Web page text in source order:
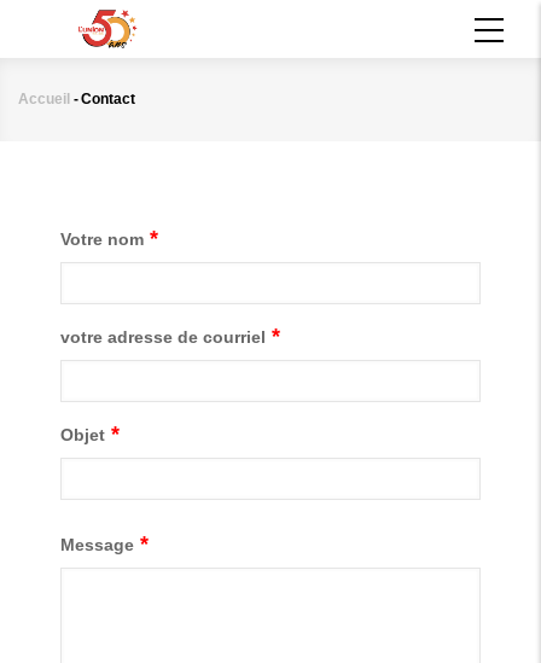
principal
Fil
Accueil -Contact
Votre nom
votre adresse de courriel
Objet
Message